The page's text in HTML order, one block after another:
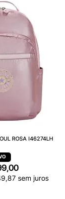
ROSA I46274LH
,00
,87 sem juros